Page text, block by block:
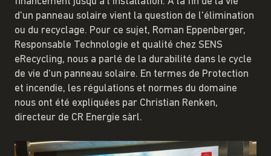
d'un panneau solaire vient la question de l'élimination
ou du recyclage. Pour ce sujet, Roman Eppenberger,
Responsable Technologie et qualité chez SENS
eRecycling, nous a parlé de la durabilité dans le cycle
de vie d‘un panneau solaire. En termes de Protection
et incendie, les régulations et normes du domaine
nous ont été expliquées par Christian Renken,
directeur de CR Energie sàrl.